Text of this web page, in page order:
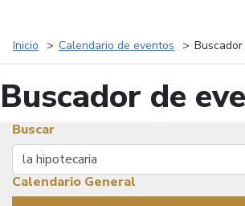
Inicio Calendario de eventos
Buscador de
Buscar
Buscar
Calendario General